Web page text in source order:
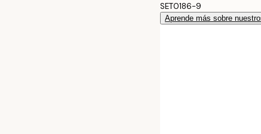
SET0186-9
Aprende más sobre